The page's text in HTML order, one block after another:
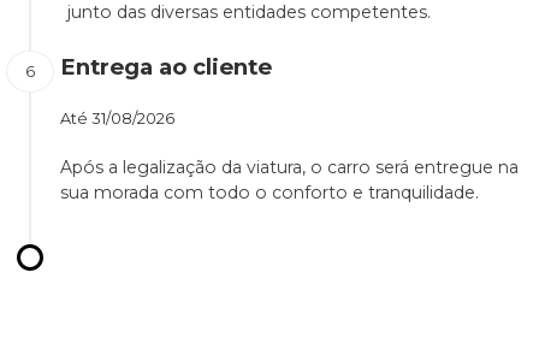
junto das diversas entidades competentes.
Entrega ao cliente
Até 31/08/2026
Após a legalização da viatura, o carro será entregue na
sua morada com todo o conforto e tranquilidade.